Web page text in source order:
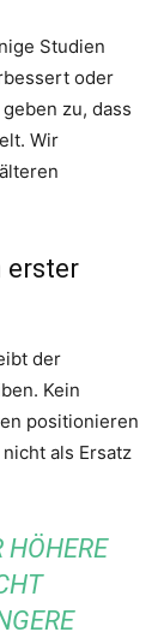
Studien
oder
zu, dass
Wir
erster
der
Kein
positionieren
als Ersatz
HÖHERE